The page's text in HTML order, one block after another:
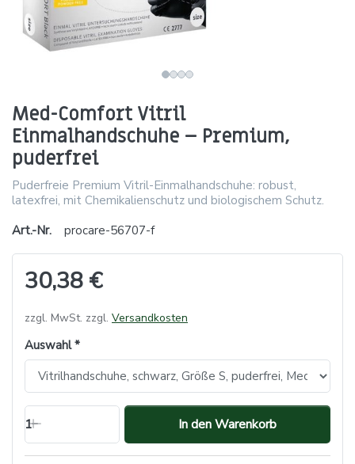
Med-Comfort Vitril
Einmalhandschuhe – Premium,
puderfrei
Puderfreie Premium Vitril-Einmalhandschuhe: robust,
latexfrei, mit Chemikalienschutz und biologischem Schutz.
Art.-Nr.
procare-56707-f
30,38 €
zzgl. MwSt. zzgl. Versandkosten
Auswahl
1 In den Warenkorb